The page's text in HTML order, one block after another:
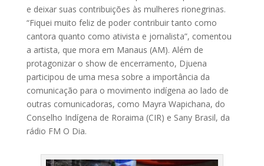
e deixar suas contribuições às mulheres rionegrinas.
“Fiquei muito feliz de poder contribuir tanto como
cantora quanto como ativista e jornalista”, comentou
a artista, que mora em Manaus (AM). Além de
protagonizar o show de encerramento, Djuena
participou de uma mesa sobre a importância da
comunicação para o movimento indígena ao lado de
outras comunicadoras, como Mayra Wapichana, do
Conselho Indígena de Roraima (CIR) e Sany Brasil, da
rádio FM O Dia.